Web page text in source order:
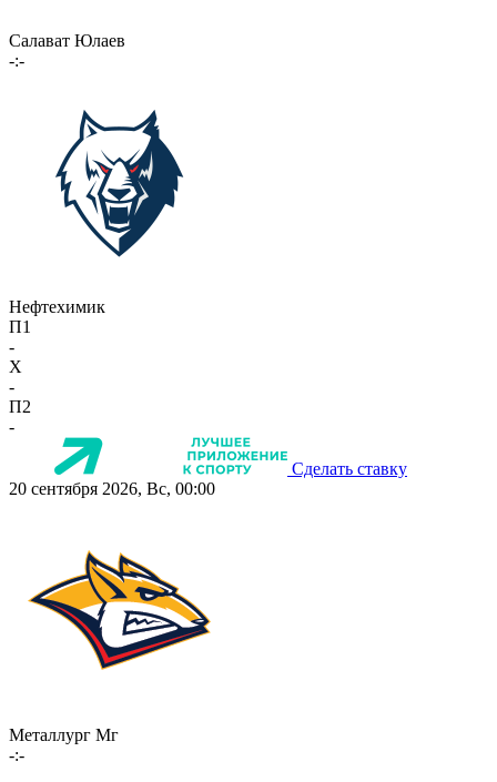
Салават Юлаев
-:-
Нефтехимик
П1
-
X
-
П2
-
Сделать ставку
20 сентября 2026, Вс, 00:00
Металлург Мг
-:-